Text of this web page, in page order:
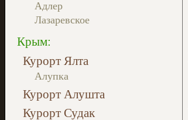
Адлер
Лазаревское
Крым:
Курорт Ялта
Алупка
Курорт Алушта
Курорт Судак